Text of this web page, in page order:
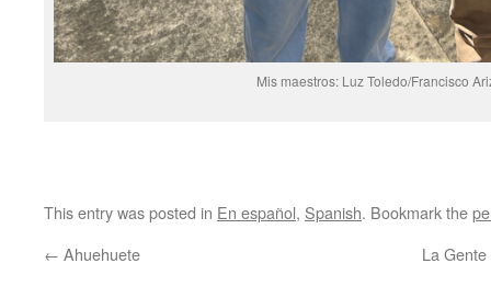
Mis maestros: Luz Toledo/Francisco
This entry was posted in En español, Spanish. Bookmark the
← Ahuehuete La